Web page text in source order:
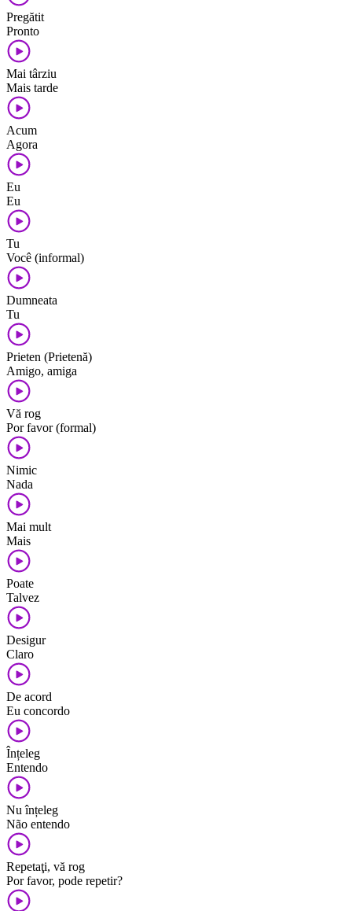
Pregătit
Pronto
Mai târziu
Mais tarde
Acum
Agora
Eu
Eu
Tu
Você (informal)
Dumneata
Tu
Prieten (Prietenă)
Amigo, amiga
Vă rog
Por favor (formal)
Nimic
Nada
Mai mult
Mais
Poate
Talvez
Desigur
Claro
De acord
Eu concordo
Înțeleg
Entendo
Nu înțeleg
Não entendo
Repetaţi, vă rog
Por favor, pode repetir?